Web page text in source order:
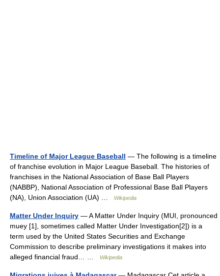
Timeline of Major League Baseball — The following is a timeline
of franchise evolution in Major League Baseball. The histories of
franchises in the National Association of Base Ball Players
(NABBP), National Association of Professional Base Ball Players
(NA), Union Association (UA) …
Wikipedia
Matter Under Inquiry — A Matter Under Inquiry (MUI, pronounced
muey [1], sometimes called Matter Under Investigation[2]) is a
term used by the United States Securities and Exchange
Commission to describe preliminary investigations it makes into
alleged financial fraud… …
Wikipedia